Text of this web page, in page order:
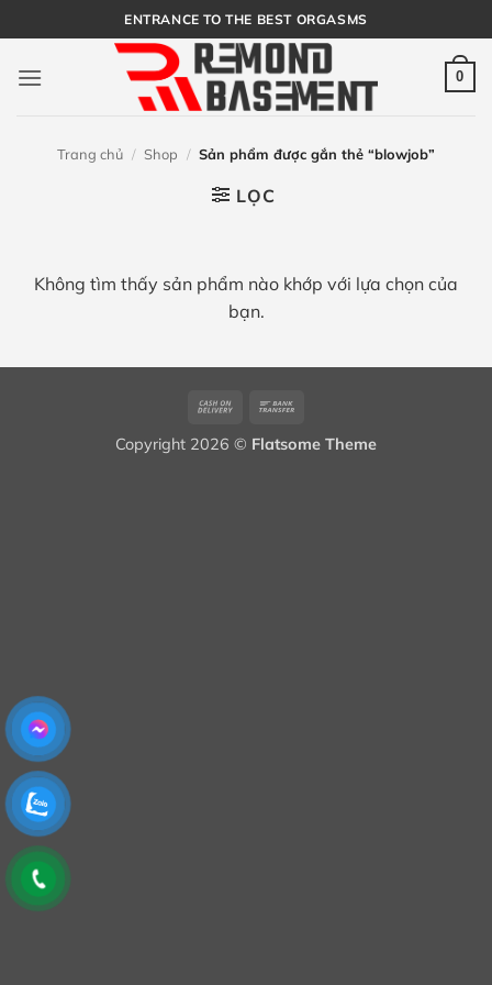
qua
nội
ENTRANCE TO THE BEST ORGASMS
0
Trang chủ / Shop / Sản phẩm được gắn thẻ “blowjob”
LỌC
Không tìm thấy sản phẩm nào khớp với lựa chọn của
bạn.
Cash
Delivery
Copyright 2026 © Flatsome Theme